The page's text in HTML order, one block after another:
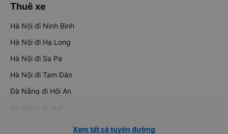
Thuê xe
Hà Nội đi Ninh Bình
Hà Nội đi Hạ Long
Hà Nội đi Sa Pa
Hà Nội đi Tam Đảo
Đà Nẵng đi Hội An
Đà Nẵng đi Huế
Xem tất cả tuyến đường